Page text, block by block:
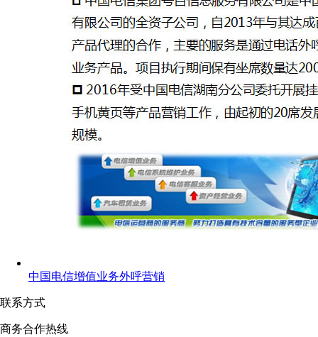
中国电信增值业务外呼营销
联系方式
商务合作热线